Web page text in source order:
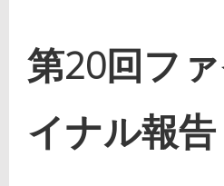
第20回フ
イナル報告